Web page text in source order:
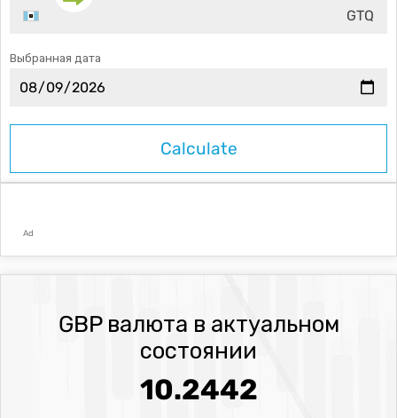
GTQ
Выбранная дата
Ad
GBP валюта в актуальном
состоянии
10.2442